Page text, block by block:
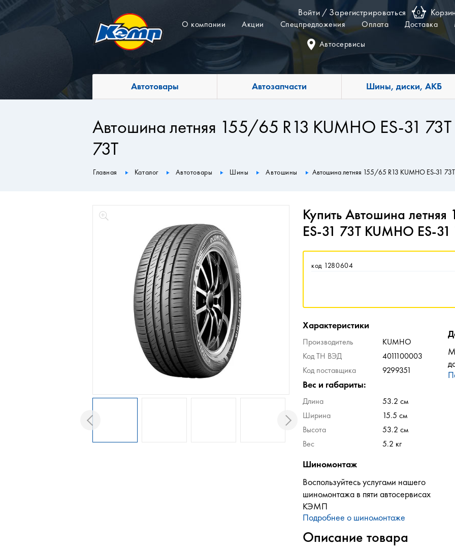
Войти / Зарегистрироваться 0
О компании Акции Спецпредложения Оплата Доставка
Автосервисы
Автотовары Автозапчасти Шины, диски, АКБ
Автошина летняя 155/65 R13 KUMHO ES-31
73T
Главная Каталог Автотовары Шины Автошины Автошина летняя 155/65 R13 KUMHO ES-31
Купить Автошина
ES-31 73T KUMHO ES-31
код 1280604
Характеристики
Производитель
KUMHO
Код ТН ВЭД
4011100003
Код поставщика
9299351
Вес и габариты:
Длина
53.2 см
Ширина
15.5 см
Высота
53.2 см
Вес
5.2 кг
Шиномонтаж
Воспользуйтесь услугами нашего
шиномонтажа в пяти автосервисах
КЭМП
Подробнее о шиномонтаже
Описание товара